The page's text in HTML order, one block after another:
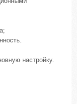
настройку.